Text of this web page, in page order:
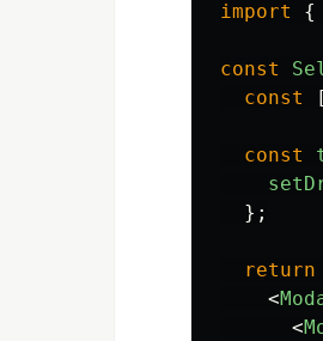
import {
const
const
[
const
};
return
<
<